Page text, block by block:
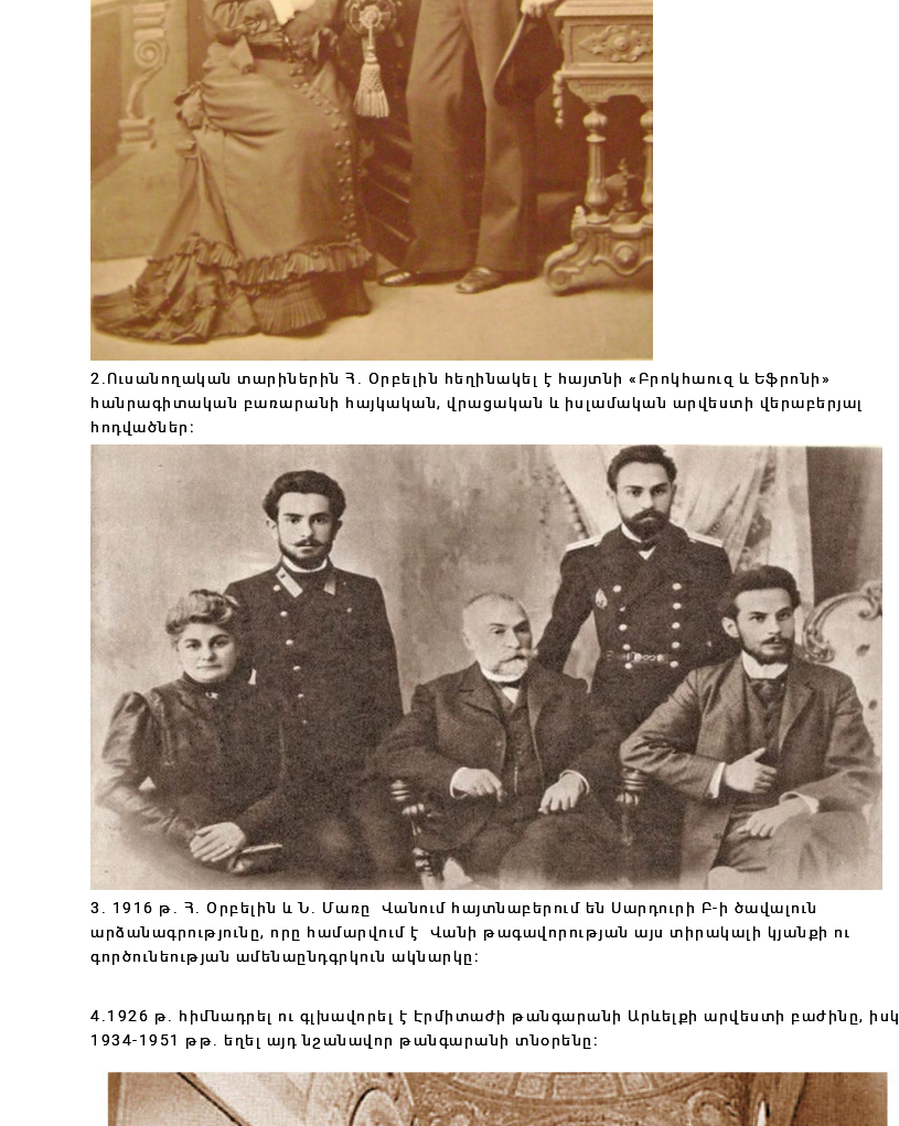
2.Ուսանողական տարիներին Հ․ Օրբելին հեղինակել է հայտնի «Բրոկհաուզ և Եֆրոնի»
հանրագիտական բառարանի հայկական, վրացական և իսլամական արվեստի վերաբերյալ
հոդվածներ։
3. 1916 թ․ Հ․ Օրբելին և Ն․ Մառը Վանում հայտնաբերում են Սարդուրի Բ-ի ծավալուն
արձանագրությունը, որը համարվում է Վանի թագավորության այս տիրակալի կյանքի ու
գործունեության ամենաընդգրկուն ակնարկը։
4.1926 թ․ հիմնադրել ու գլխավորել է Էրմիտաժի թանգարանի Արևելքի արվեստի բաժինը, իսկ
1934-1951 թթ․ եղել այդ նշանավոր թանգարանի տնօրենը։